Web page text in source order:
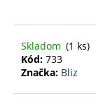
Skladom (1 ks)
Kód: 733
Značka: Bliz